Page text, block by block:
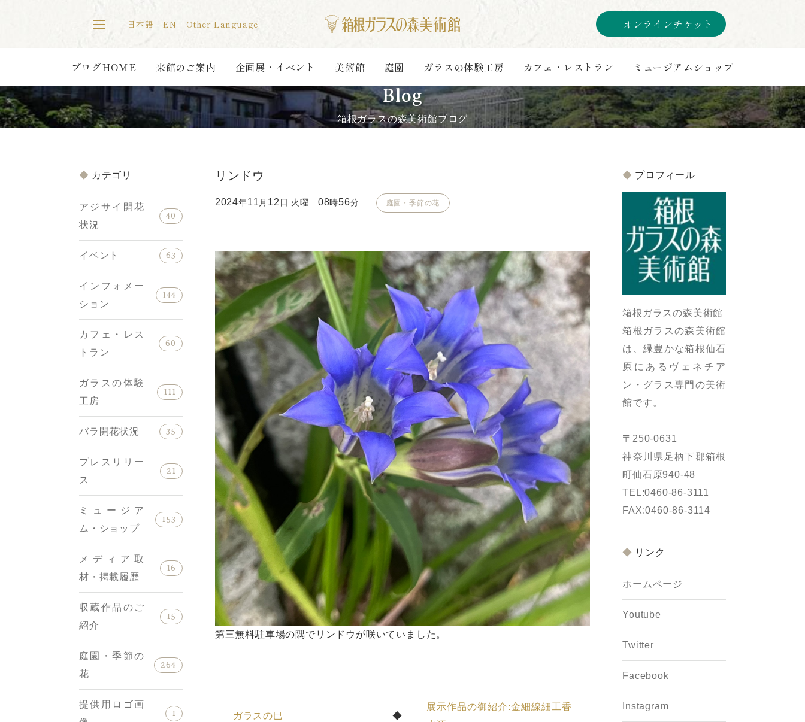
日本語 EN Other Language オンラインチケット
ブログHOME 来館のご案内 企画展・イベント 美術館 庭園 ガラスの体験工房 カフェ・レストラン ミュージアムショップ
Blog
箱根ガラスの森美術館ブログ
カテゴリ
アジサイ開花
状況
40
イベント 63
インフォメー
ション
144
カフェ・レス
トラン
60
ガラスの体験
工房
111
バラ開花状況 35
プレスリリー
ス
21
ミュージア
ム・ショップ
153
メディア取
材・掲載履歴
16
収蔵作品のご
紹介
15
庭園・季節の
花
264
提供用ロゴ画
1
リンドウ
2024年11 月 12 日 火曜 08時56分 庭園・季節の花
第三無料駐車場の隅でリンドウが咲いていました。
ガラスの巳
展示作品の御紹介:金細線細工香
プロフィール
箱根ガラスの森美術館
箱根ガラスの森美術館
は、緑豊かな箱根仙石
原にあるヴェネチア
ン・グラス専門の美術
館です。
〒250-0631
神奈川県足柄下郡箱根
町仙石原940-48
TEL:0460-86-3111
FAX:0460-86-3114
リンク
ホームページ
Youtube
Twitter
Facebook
Instagram